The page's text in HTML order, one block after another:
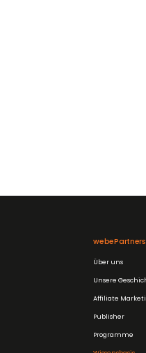
webePartners
Über uns
Unsere
Affiliate
Publisher
Programme